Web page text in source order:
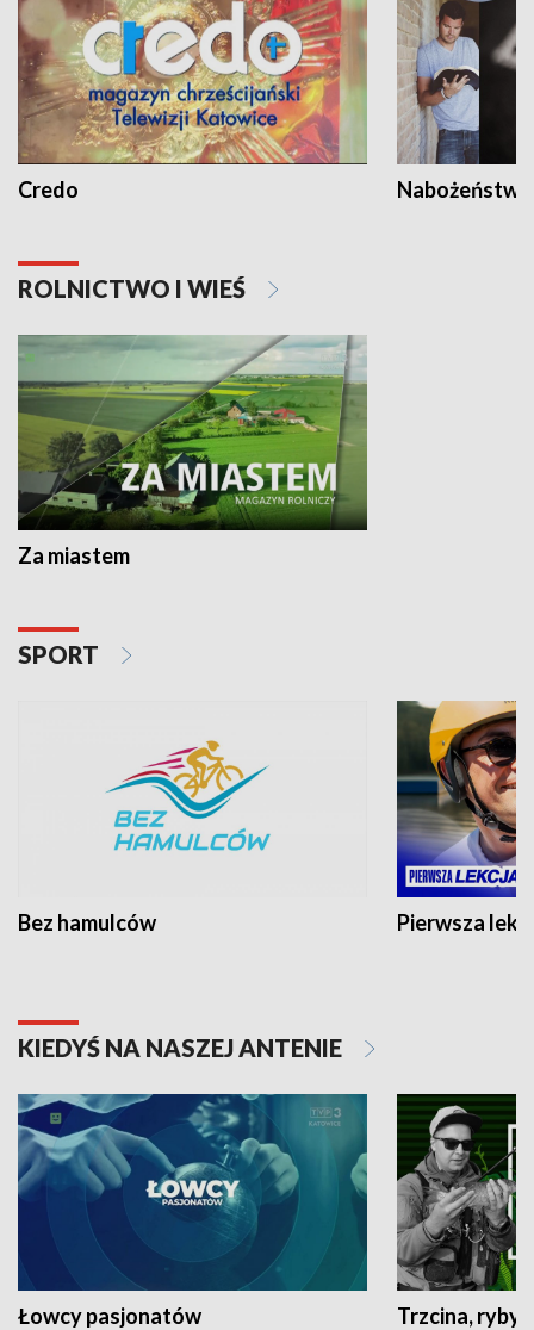
Credo
ROLNICTWO I WIEŚ
Za miastem
SPORT
Bez hamulców Pierwsza
KIEDYŚ NA NASZEJ ANTENIE
Łowcy pasjonatów Trzcina, ryby